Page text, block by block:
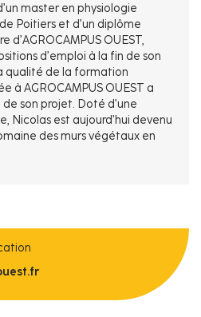
master en physiologie
Poitiers et d’un diplôme
d’AGROCAMPUS OUEST,
d’emploi à la fin de son
qualité de la formation
à AGROCAMPUS OUEST a
son projet. Doté d’une
Nicolas est aujourd’hui devenu
des murs végétaux en